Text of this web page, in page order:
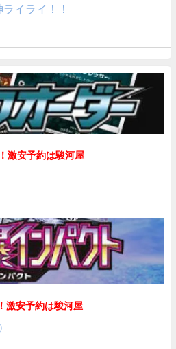
ライライ！！
激安予約は駿河屋
激安予約は駿河屋